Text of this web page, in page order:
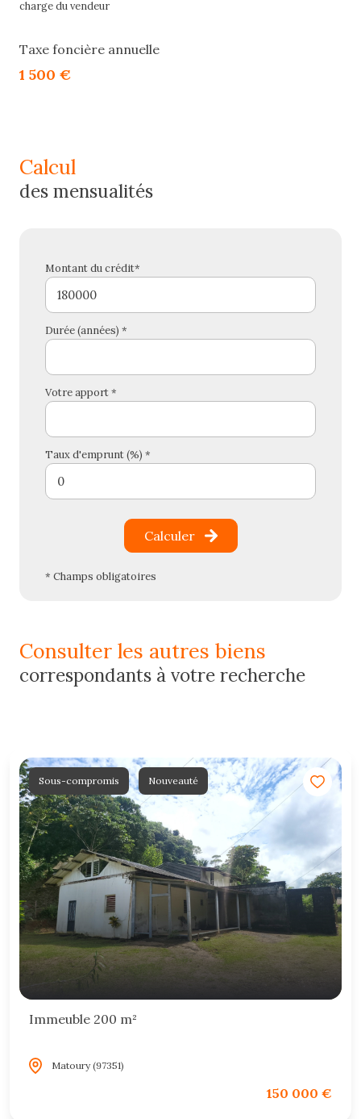
charge du vendeur
Taxe foncière annuelle
1 500 €
calcul
des mensualités
Montant du crédit*
Durée (années) *
Votre apport *
Taux d'emprunt (%) *
Calculer
* Champs obligatoires
consulter les autres biens
correspondants à votre recherche
Sous-compromis Nouveauté
Immeuble 200 m²
Matoury (97351)
150 000 €